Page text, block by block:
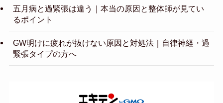
五月病と過緊張は違う｜本当の原因と整体師が見てい
るポイント
GW明けに疲れが抜けない原因と対処法｜自律神経・過
緊張タイプの方へ